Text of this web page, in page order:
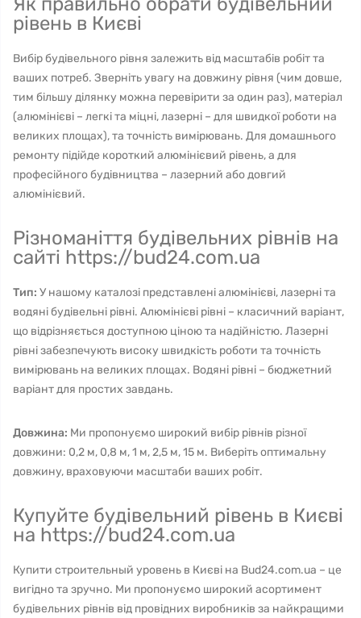
рівень в Києві
Вибір будівельного рівня залежить від масштабів робіт та
ваших потреб. Зверніть увагу на довжину рівня (чим довше,
тим більшу ділянку можна перевірити за один раз), матеріал
(алюмінієві – легкі та міцні, лазерні – для швидкої роботи на
великих площах), та точність вимірювань. Для домашнього
ремонту підійде короткий алюмінієвий рівень, а для
професійного будівництва – лазерний або довгий
алюмінієвий.
Різноманіття будівельних рівнів на
сайті https://bud24.com.ua
Тип: У нашому каталозі представлені алюмінієві, лазерні та
водяні будівельні рівні. Алюмінієві рівні – класичний варіант,
що відрізняється доступною ціною та надійністю. Лазерні
рівні забезпечують високу швидкість роботи та точність
вимірювань на великих площах. Водяні рівні – бюджетний
варіант для простих завдань.
Довжина: Ми пропонуємо широкий вибір рівнів різної
довжини: 0,2 м, 0,8 м, 1 м, 2,5 м, 15 м. Виберіть оптимальну
довжину, враховуючи масштаби ваших робіт.
Купуйте будівельний рівень в Києві
на https://bud24.com.ua
Купити строительный уровень в Києві на Bud24.com.ua – це
вигідно та зручно. Ми пропонуємо широкий асортимент
будівельних рівнів від провідних виробників за найкращими